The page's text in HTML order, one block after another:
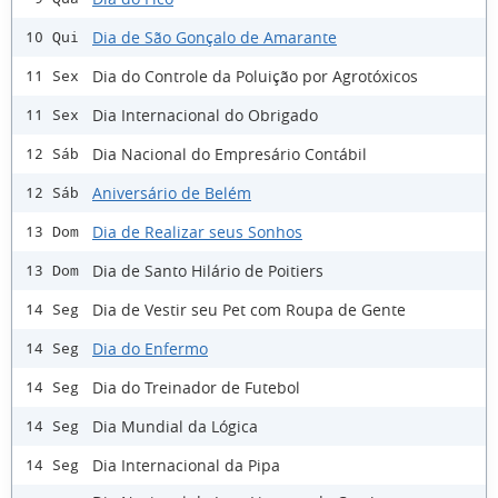
10 Qui Dia de São Gonçalo de Amarante
11 Sex Dia do Controle da Poluição por Agrotóxicos
11 Sex Dia Internacional do Obrigado
12 Sáb Dia Nacional do Empresário Contábil
12 Sáb Aniversário de Belém
13 Dom Dia de Realizar seus Sonhos
13 Dom Dia de Santo Hilário de Poitiers
14 Seg Dia de Vestir seu Pet com Roupa de Gente
14 Seg Dia do Enfermo
14 Seg Dia do Treinador de Futebol
14 Seg Dia Mundial da Lógica
14 Seg
Dia Internacional da Pipa